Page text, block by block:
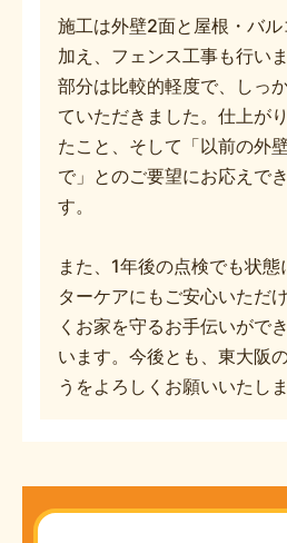
施工は外壁2面と屋根・バ
加え、フェンス工事も行い
部分は比較的軽度で、しっ
ていただきました。仕上が
たこと、そして「以前の外
で」とのご要望にお応えで
す。
また、1年後の点検でも状
ターケアにもご安心いただ
くお家を守るお手伝いがで
います。今後とも、東大阪
うをよろしくお願いいたし